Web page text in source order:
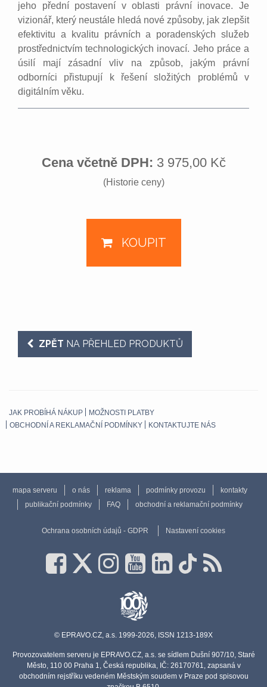
jeho přední postavení v oblasti právní inovace. Je
vizionář, který neustále hledá nové způsoby, jak zlepšit
efektivitu a kvalitu právních a poradenských služeb
prostřednictvím technologických inovací. Jeho práce a
úsilí mají zásadní vliv na způsob, jakým právní
odborníci přistupují k řešení složitých problémů v
digitálním věku.
Cena včetně DPH: 3 975,00 Kč
(Historie ceny)
KOUPIT
ZPĚT NA PŘEHLED PRODUKTŮ
JAK PROBÍHÁ NÁKUP
MOŽNOSTI PLATBY
OBCHODNÍ A REKLAMAČNÍ PODMÍNKY
KONTAKTUJTE NÁS
mapa serveru o nás reklama podmínky provozu
kontakty
publikační podmínky
FAQ obchodní a reklamační podmínky
Ochrana osobních údajů - GDPR Nastavení cookies
© EPRAVO.CZ, a.s. 1999-2026, ISSN 1213-189X
Provozovatelem serveru je EPRAVO.CZ, a.s. se sídlem Dušní 907/10, Staré
Město, 110 00 Praha 1, Česká republika, IČ: 26170761, zapsaná v
obchodním rejstříku vedeném Městským soudem v Praze pod spisovou